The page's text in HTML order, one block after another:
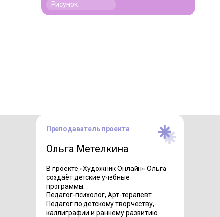
Рисунок
Ольга Метелкина
В проекте «Художник Онлайн» Ольга
создаёт детские учебные
программы
Педагог-психолог, Арт-терапевт.
Педагог по детскому творчеству,
каллиграфии и раннему развитию.
Преподаватель проекта